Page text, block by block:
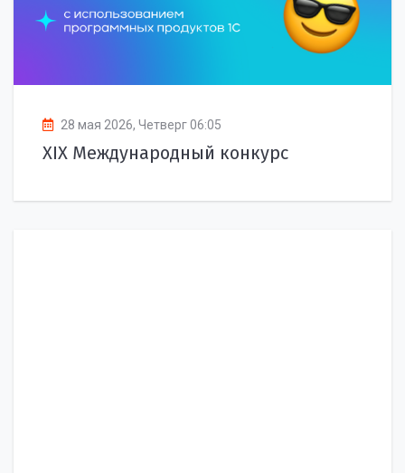
28 мая 2026, Четверг 06:05
XIX Международный конкурс